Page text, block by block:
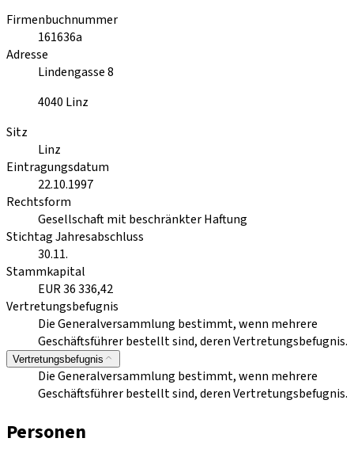
Firmenbuchnummer
161636a
Adresse
Lindengasse 8
4040 Linz
Sitz
Linz
Eintragungsdatum
22.10.1997
Rechtsform
Gesellschaft mit beschränkter Haftung
Stichtag Jahresabschluss
30.11.
Stammkapital
EUR 36 336,42
Vertretungsbefugnis
Die Generalversammlung bestimmt, wenn mehrere
Geschäftsführer bestellt sind, deren Vertretungsbefugnis.
Vertretungsbefugnis
Die Generalversammlung bestimmt, wenn mehrere
Geschäftsführer bestellt sind, deren Vertretungsbefugnis.
Personen